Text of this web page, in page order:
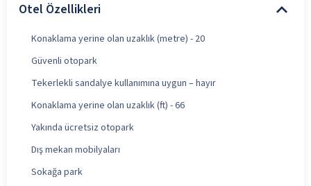
Otel Özellikleri
Konaklama yerine olan uzaklık (metre) - 20
Güvenli otopark
Tekerlekli sandalye kullanımına uygun – hayır
Konaklama yerine olan uzaklık (ft) - 66
Yakında ücretsiz otopark
Dış mekan mobilyaları
Sokağa park